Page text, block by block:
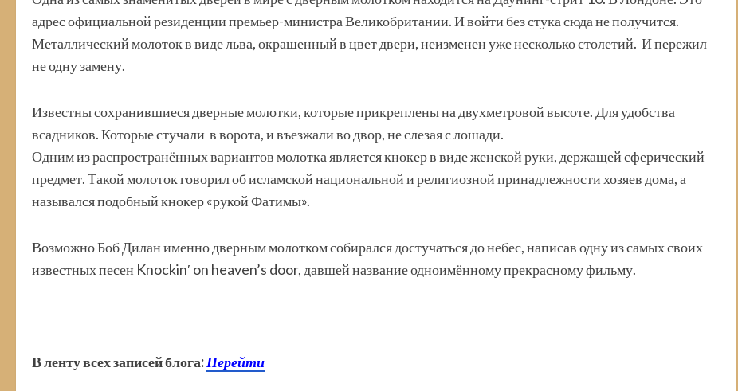
адрес официальной резиденции премьер-министра Великобритании. И войти без стука сюда не получится.
Металлический молоток в виде льва, окрашенный в цвет двери, неизменен уже несколько столетий. И пережил
не одну замену.
Известны сохранившиеся дверные молотки, которые прикреплены на двухметровой высоте. Для удобства
всадников. Которые стучали в ворота, и въезжали во двор, не слезая с лошади.
Одним из распространённых вариантов молотка является кнокер в виде женской руки, держащей сферический
предмет. Такой молоток говорил об исламской национальной и религиозной принадлежности хозяев дома, а
назывался подобный кнокер «рукой Фатимы».
Возможно Боб Дилан именно дверным молотком собирался достучаться до небес, написав одну из самых своих
известных песен Knockin′ on heaven’s door, давшей название одноимённому прекрасному фильму.
В ленту всех записей блога:Перейти